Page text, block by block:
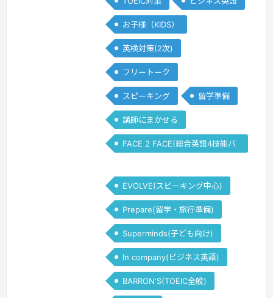
お子様（KIDS）
英検対策(2次)
フリートーク
スピーキング 留学準備
講師にまかせる
FACE 2 FACE(総合英語4技能バ
EVOLVE(スピーキング中心)
Prepare(留学・旅行準備)
Superminds(子ども向け)
In company(ビジネス英語)
BARRON‘S(TOEIC全般)